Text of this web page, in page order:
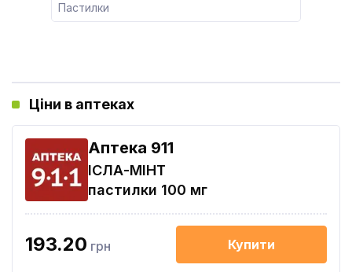
Пастилки
Ціни в аптеках
Aптека 911
ІСЛА-МІНТ
пастилки 100 мг
193.20 грн Купити